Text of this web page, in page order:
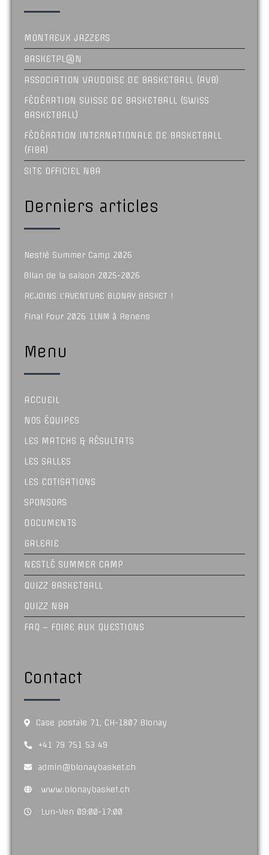
MONTREUX JAZZERS
BASKETPL@N
ASSOCIATION VAUDOISE DE BASKETBALL (AVB)
FÉDÉRATION SUISSE DE BASKETBALL (SWISS
BASKETBALL)
FÉDÉRATION INTERNATIONALE DE BASKETBALL
(FIBA)
SITE OFFICIEL NBA
Derniers articles
Nestlé Summer Camp 2026
Bilan de la saison 2025-2026
REJOINS L’AVENTURE BLONAY BASKET !
Final Four 2026 1LNM à Renens
Menu
ACCUEIL
NOS ÉQUIPES
LES MATCHS & RÉSULTATS
LES SALLES
LES COTISATIONS
SPONSORS
DOCUMENTS
GALERIE
NESTLÉ SUMMER CAMP
QUIZZ BASKETBALL
QUIZZ NBA
FAQ – FOIRE AUX QUESTIONS
Contact
Case postale 71, CH-1807 Blonay
+41 79 751 53 49
admin@blonaybasket.ch
www.blonaybasket.ch
Lun-Ven 09:00-17:00